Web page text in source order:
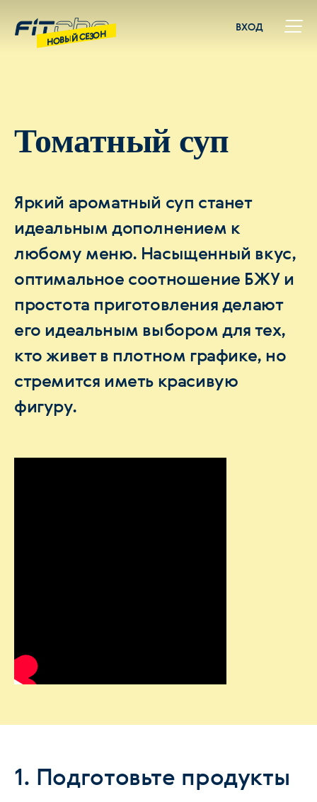
Томатный суп
Яркий ароматный суп станет
идеальным дополнением к
любому меню. Насыщенный вкус,
оптимальное соотношение БЖУ и
простота приготовления делают
его идеальным выбором для тех,
кто живет в плотном графике, но
стремится иметь красивую
фигуру.
НОВЫЙ СЕЗОН
ВХОД
1. Подготовьте продукты